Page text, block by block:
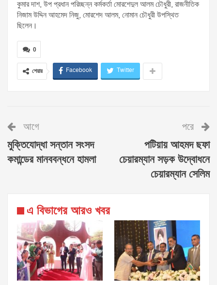
কুমার দাশ, উপ প্রধান পরিচ্ছন্ন কর্মকর্তা মোরশেদুল আলম চৌধুরী, রাজনীতিক
নিজাম উদ্দিন আহমেদ নিজু, মোরশেদ আলম, নোমান চৌধুরী উপস্থিত
ছিলেন।
0
শেয়ার Facebook Twitter
আগে
মুক্তিযোদ্ধা সন্তান সংসদ
কমান্ডের মানববন্ধনে হামলা
পরে
পটিয়ায় আহমদ ছফা
চেয়ারম্যান সড়ক উদ্বোধনে
চেয়ারম্যান সেলিম
এ বিভাগের আরও খবর